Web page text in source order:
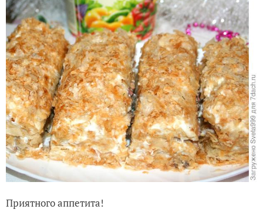
Приятного аппетита!